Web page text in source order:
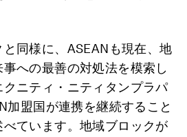
同様に、ASEANも現在、地
への最善の対処法を模索し
ニティ・ニティタンプラパ
加盟国が連携を継続すること
ています。地域ブロックが